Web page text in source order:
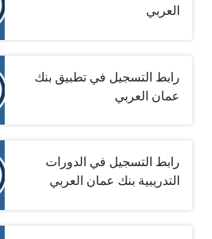
العربي
رابط التسجيل في تطبيق بنك
عمان العربي
رابط التسجيل في الدورات
التدريبية بنك عمان العربي